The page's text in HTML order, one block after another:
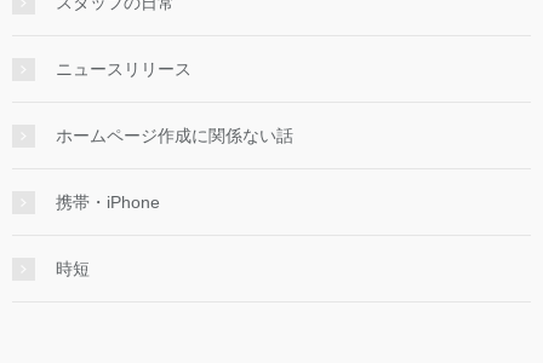
ニュースリリース
ホームページ作成に関係ない話
携帯・iPhone
時短